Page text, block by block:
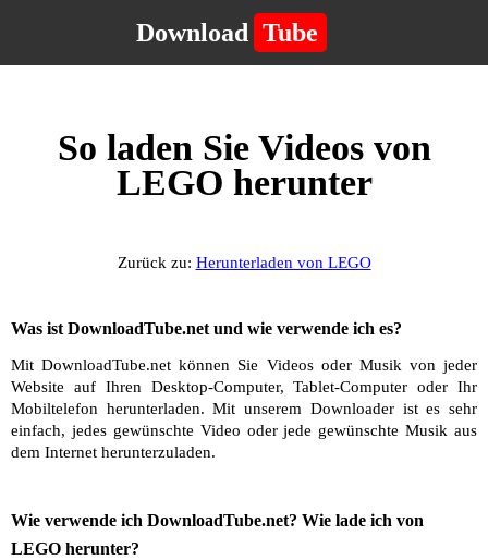
Download Tube
So laden Sie Videos von
LEGO herunter
Zurück zu: Herunterladen von LEGO
Was ist DownloadTube.net und wie verwende ich es?
Mit DownloadTube.net können Sie Videos oder Musik von jeder
Website auf Ihren Desktop-Computer, Tablet-Computer oder Ihr
Mobiltelefon herunterladen. Mit unserem Downloader ist es sehr
einfach, jedes gewünschte Video oder jede gewünschte Musik aus
dem Internet herunterzuladen.
Wie verwende ich DownloadTube.net? Wie lade ich von
LEGO herunter?